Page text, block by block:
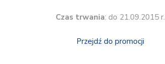
Czas trwania: do 21.09.2015 r.
Przejdź do promocji